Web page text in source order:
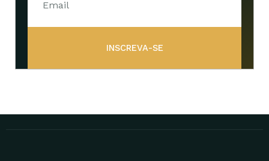
INSCREVA-SE